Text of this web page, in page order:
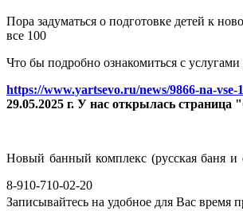
Пора задуматься о подготовке детей к
все 100
Что бы подробно ознакомиться с
https://www.yartsevo.ru/news/9866-na-vse-
29.05.2025 г. У нас открылась
Новый банный комплекс (русская баня и
8-910-710-02-20
Записывайтесь на удобное для Вас время